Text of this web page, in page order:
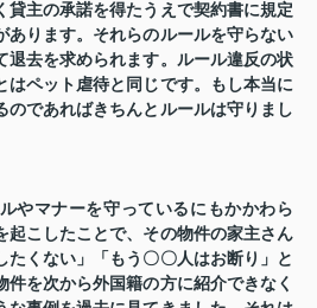
貸主の承諾を得たうえで契約書に規定
あります。それらのルールを守らない
退去を求められます。ルール違反の状
はペット虐待と同じです。もし本当に
のであればきちんとルールは守りまし
やマナーを守っているにもかかわら
起こしたことで、その物件の家主さん
たくない」「もう〇〇人はお断り」と
を次から外国籍の方に紹介できなく